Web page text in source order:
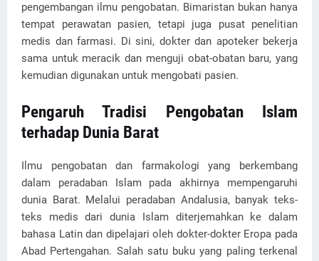
pengembangan ilmu pengobatan. Bimaristan bukan hanya
tempat perawatan pasien, tetapi juga pusat penelitian
medis dan farmasi. Di sini, dokter dan apoteker bekerja
sama untuk meracik dan menguji obat-obatan baru, yang
kemudian digunakan untuk mengobati pasien.
Pengaruh Tradisi Pengobatan Islam
terhadap Dunia Barat
Ilmu pengobatan dan farmakologi yang berkembang
dalam peradaban Islam pada akhirnya mempengaruhi
dunia Barat. Melalui peradaban Andalusia, banyak teks-
teks medis dari dunia Islam diterjemahkan ke dalam
bahasa Latin dan dipelajari oleh dokter-dokter Eropa pada
Abad Pertengahan. Salah satu buku yang paling terkenal